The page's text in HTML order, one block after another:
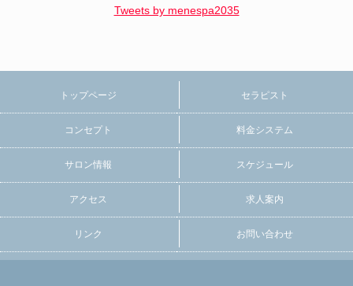
Tweets by menespa2035
トップページ セラピスト
コンセプト 料金システム
サロン情報 スケジュール
アクセス 求人案内
リンク お問い合わせ